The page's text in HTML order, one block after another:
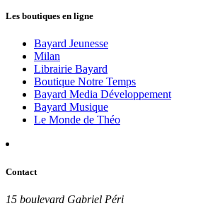
Les boutiques en ligne
Bayard Jeunesse
Milan
Librairie Bayard
Boutique Notre Temps
Bayard Media Développement
Bayard Musique
Le Monde de Théo
Contact
15 boulevard Gabriel Péri